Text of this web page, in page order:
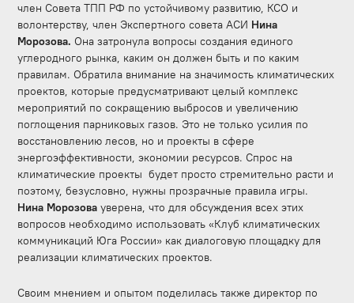
член Совета ТПП РФ по устойчивому развитию, КСО и
волонтерству, член Экспертного совета АСИ Нина
Морозова. Она затронула вопросы создания единого
углеродного рынка, каким он должен быть и по каким
правилам. Обратила внимание на значимость климатических
проектов, которые предусматривают целый комплекс
мероприятий по сокращению выбросов и увеличению
поглощения парниковых газов. Это не только усилия по
восстановлению лесов, но и проекты в сфере
энергоэффективности, экономии ресурсов. Спрос на
климатические проекты будет просто стремительно расти и
поэтому, безусловно, нужны прозрачные правила игры.
Нина Морозовауверена, что для обсуждения всех этих
вопросов необходимо использовать «Клуб климатических
коммуникаций Юга России» как диалоговую площадку для
реализации климатических проектов.
Своим мнением и опытом поделилась также директор по